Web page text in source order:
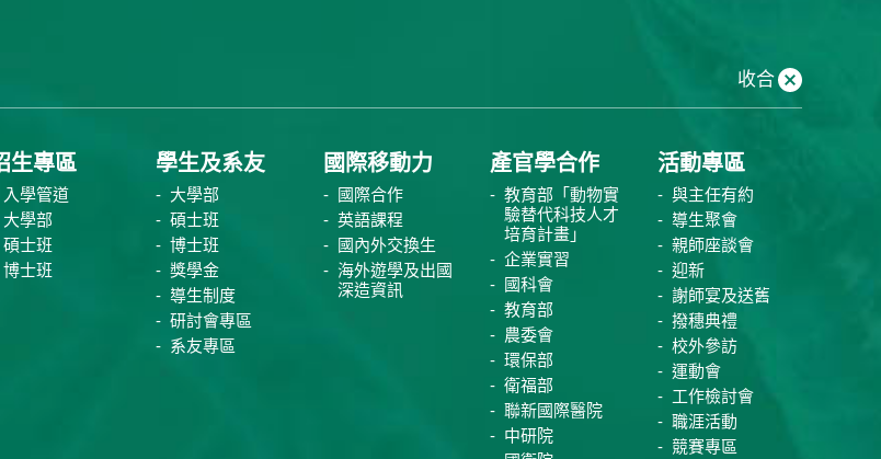
收合
生專區
入學管道
大學部
碩士班
博士班
學生及系友
大學部
碩士班
博士班
獎學金
導生制度
研討會專區
系友專區
國際移動力
國際合作
英語課程
國內外交換生
海外遊學及出國
深造資訊
產官學合作
教育部「動物實
驗替代科技人才
培育計畫」
企業實習
國科會
教育部
農委會
環保部
衛福部
聯新國際醫院
中研院
活動專區
與主任有約
導生聚會
親師座談會
迎新
謝師宴及送舊
撥穗典禮
校外參訪
運動會
工作檢討會
職涯活動
競賽專區